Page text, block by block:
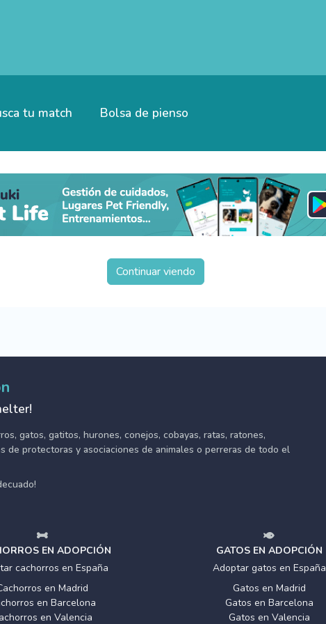
tu match Bolsa de pienso
Continuar viendo
gatos, gatitos, hurones, conejos, cobayas, ratas, ratones,
de protectoras y asociaciones de animales o perreras de todo el
EN ADOPCIÓN
cachorros en España
en Madrid
en Barcelona
en Valencia
GATOS EN ADOPCIÓN
Adoptar gatos en España
Gatos en Madrid
Gatos en Barcelona
Gatos en Valencia